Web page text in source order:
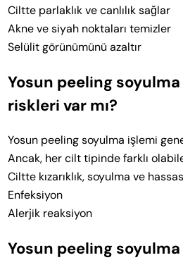
Ciltte parlaklık ve canlılık sağlar
Akne ve siyah noktaları temizler
Selülit görünümünü azaltır
Yosun peeling
riskleri var mı?
Yosun peeling soyulma işlemi
Ancak, her cilt tipinde farklı
Ciltte kızarıklık, soyulma ve
Enfeksiyon
Alerjik reaksiyon
Yosun peeling